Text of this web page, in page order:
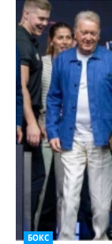
БОКС